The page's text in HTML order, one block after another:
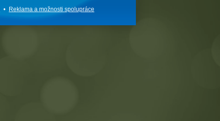
• Reklama a možnosti spolupráce